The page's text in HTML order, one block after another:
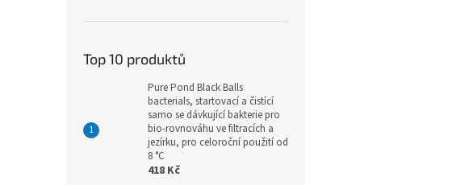
Top 10 produktů
Pure Pond Black Balls
bacterials, startovací a čistící
samo se dávkující bakterie pro
bio-rovnováhu ve filtracích a
jezírku, pro celoroční použití od
8 °C
418 Kč